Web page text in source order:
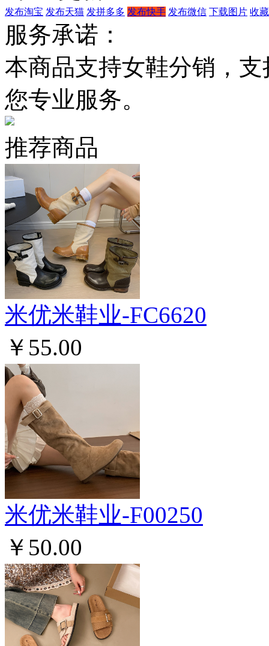
发布淘宝 发布天猫 发拼多多 发布快手 发布微信 下载图片 收
服务承诺：
本商品支持女鞋分销，
您专业服务。
推荐商品
米优米鞋业-FC6620
￥55.00
米优米鞋业-F00250
￥50.00